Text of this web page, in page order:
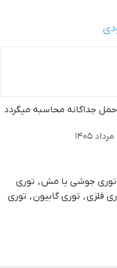
جداگانه محاسبه میگردد
توری جوشی یا مش, توری
فلزی, توری گابیون, توری